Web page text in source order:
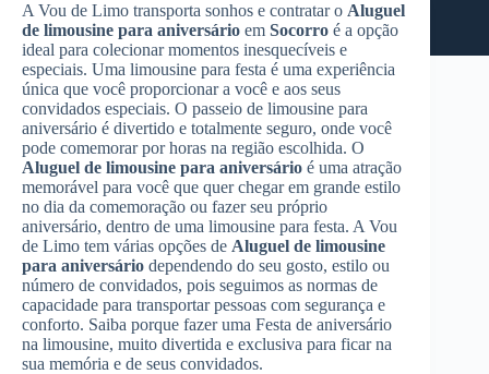
A Vou de Limo transporta sonhos e contratar o Aluguel
de limousine para aniversário em Socorro é a opção
ideal para colecionar momentos inesquecíveis e
especiais. Uma limousine para festa é uma experiência
única que você proporcionar a você e aos seus
convidados especiais. O passeio de limousine para
aniversário é divertido e totalmente seguro, onde você
pode comemorar por horas na região escolhida. O
Aluguel de limousine para aniversário é uma atração
memorável para você que quer chegar em grande estilo
no dia da comemoração ou fazer seu próprio
aniversário, dentro de uma limousine para festa. A Vou
de Limo tem várias opções de Aluguel de limousine
para aniversário dependendo do seu gosto, estilo ou
número de convidados, pois seguimos as normas de
capacidade para transportar pessoas com segurança e
conforto. Saiba porque fazer uma Festa de aniversário
na limousine, muito divertida e exclusiva para ficar na
sua memória e de seus convidados.